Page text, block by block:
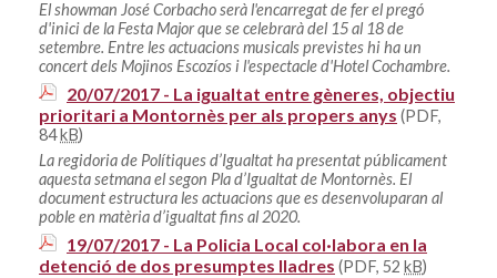
El showman José Corbacho serà l'encarregat de fer el pregó
d'inici de la Festa Major que se celebrarà del 15 al 18 de
setembre. Entre les actuacions musicals previstes hi ha un
concert dels Mojinos Escozíos i l'espectacle d'Hotel Cochambre.
20/07/2017 - La igualtat entre gèneres, objectiu
prioritari a Montornès per als propers anys (PDF,
84kB)
La regidoria de Polítiques d’Igualtat ha presentat públicament
aquesta setmana el segon Pla d’Igualtat de Montornès. El
document estructura les actuacions que es desenvoluparan al
poble en matèria d’igualtat fins al 2020.
19/07/2017 - La Policia Local col·labora en la
detenció de dos presumptes lladres (PDF, 52 kB)